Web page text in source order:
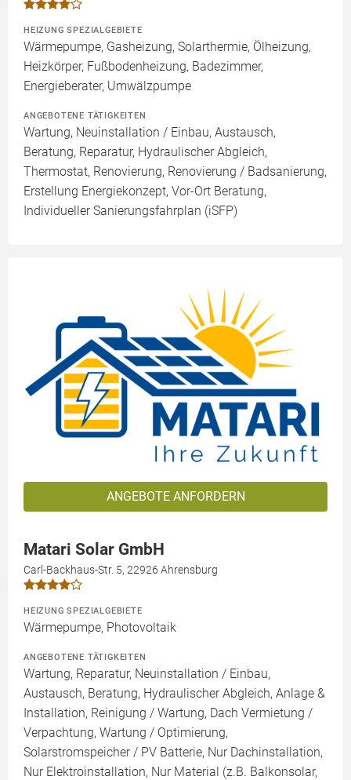
HEIZUNG SPEZIALGEBIETE
Wärmepumpe, Gasheizung, Solarthermie, Ölheizung,
Heizkörper, Fußbodenheizung, Badezimmer,
Energieberater, Umwälzpumpe
ANGEBOTENE TÄTIGKEITEN
Wartung, Neuinstallation / Einbau, Austausch,
Beratung, Reparatur, Hydraulischer Abgleich,
Thermostat, Renovierung, Renovierung / Badsanierung,
Erstellung Energiekonzept, Vor-Ort Beratung,
Individueller Sanierungsfahrplan (iSFP)
ANGEBOTE ANFORDERN
Matari Solar GmbH
Carl-Backhaus-Str. 5, 22926 Ahrensburg
HEIZUNG SPEZIALGEBIETE
Wärmepumpe, Photovoltaik
ANGEBOTENE TÄTIGKEITEN
Wartung, Reparatur, Neuinstallation / Einbau,
Austausch, Beratung, Hydraulischer Abgleich, Anlage &
Installation, Reinigung / Wartung, Dach Vermietung /
Verpachtung, Wartung / Optimierung,
Solarstromspeicher / PV Batterie, Nur Dachinstallation,
Nur Elektroinstallation, Nur Material (z.B. Balkonsolar,